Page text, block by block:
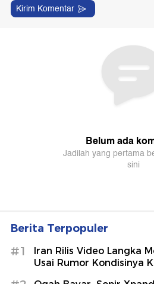
Berita Terpopuler
#1
Iran Rilis Video Langka
Usai Rumor Kondisinya